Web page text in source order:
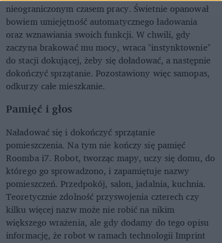
nieograniczonym czasem pracy. Świetnie opanował
bowiem umiejętność automatycznego ładowania
oraz wznawiania swoich funkcji. W chwili, gdy
zaczyna brakować mu mocy, wraca "instynktownie"
do stacji dokującej, żeby się doładować, a następnie
dokończyć sprzątanie. Pozostawiony więc samopas,
odkurzy całe mieszkanie.
Pamięć i głos
Naładować się i dokończyć sprzątanie
pomieszczenia. Na tym nie kończy się pamięć
Roomba i7. Robot, tworząc mapy, uczy się domu, do
którego go sprowadzono, i zapamiętuje nazwy
pomieszczeń. Przedpokój, salon, jadalnia, kuchnia.
Teoretycznie zdolność przyswojenia czterech czy
kilku więcej nazw może nie robić na nikim
większego wrażenia, ale gdy dodamy do tego opisu
informację, że robot w ramach technologii Imprint